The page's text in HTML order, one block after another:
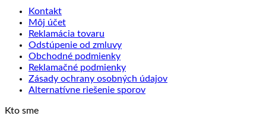
Kontakt
Môj účet
Reklamácia tovaru
Odstúpenie od zmluvy
Obchodné podmienky
Reklamačné podmienky
Zásady ochrany osobných údajov
Alternatívne riešenie sporov
Kto sme